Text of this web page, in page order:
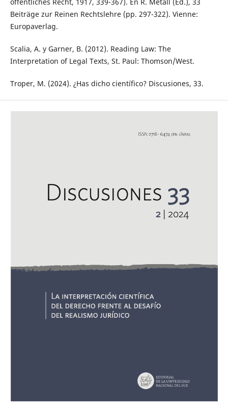
öffentliches Recht, 1917, 339-367). En R. Métall (Ed.), 33
Beiträge zur Reinen Rechtslehre (pp. 297-322). Vienne:
Europaverlag.
Scalia, A. y Garner, B. (2012). Reading Law: The
Interpretation of Legal Texts, St. Paul: Thomson/West.
Troper, M. (2024). ¿Has dicho científico? Discusiones, 33.